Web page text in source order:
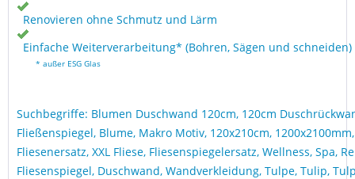
Renovieren ohne Schmutz und Lärm
Einfache Weiterverarbeitung* (Bohren, Sägen und schneiden)
* außer ESG Glas
Suchbegriffe: Blumen Duschwand 120cm, 120cm
Fließenspiegel, Blume, Makro Motiv, 120x210cm,
Fliesenersatz, XXL Fliese, Fliesenspiegelersatz, Wellness, Spa,
Fliesenspiegel, Duschwand, Wandverkleidung, Tulpe, Tulip,